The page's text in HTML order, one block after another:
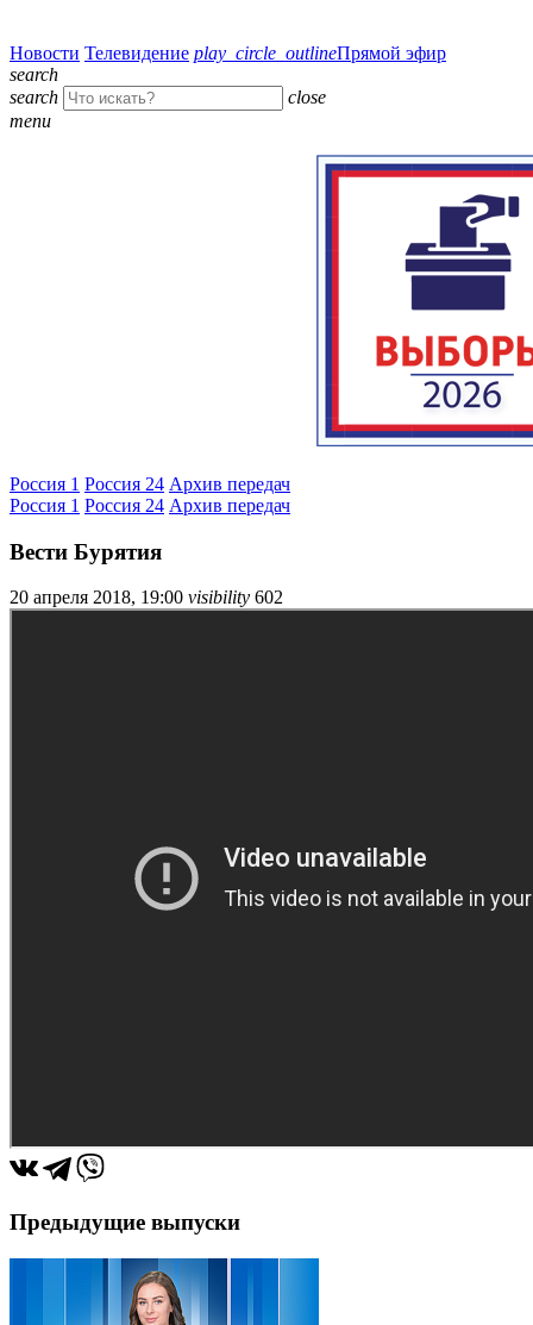
Новости Телевидение play_circle_outlineПрямой эфир
search
search
close
menu
Россия 1 Россия 24 Архив передач
Россия 1 Россия 24 Архив передач
Вести Бурятия
20 апреля 2018, 19:00 visibility 602
Предыдущие выпуски